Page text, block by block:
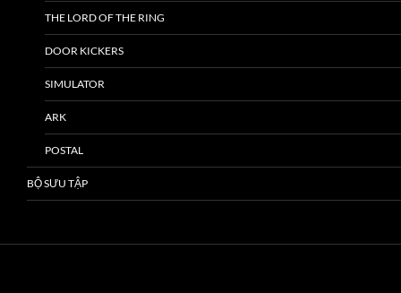
THE LORD OF THE RING
DOOR KICKERS
SIMULATOR
ARK
POSTAL
BỘ SƯU TẬP